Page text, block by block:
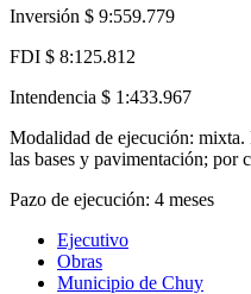
Inversión $ 9:559.779
FDI $ 8:125.812
Intendencia $ 1:433.967
Modalidad de ejecución: mixta.
las bases y pavimentación; por
Pazo de ejecución: 4 meses
Ejecutivo
Obras
Municipio de Chuy